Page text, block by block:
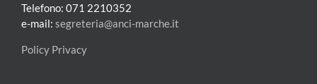
Telefono: 071 2210352
e-mail: segreteria@anci-marche.it
Policy Privacy